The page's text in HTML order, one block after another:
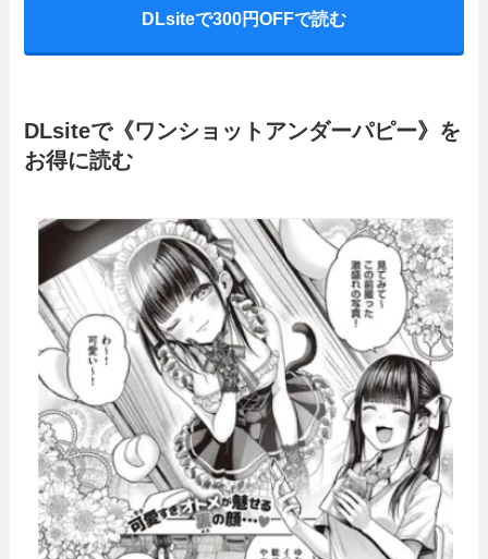
DLsiteで300円OFFで読む
DLsiteで《ワンショットアンダーパピー》を
お得に読む